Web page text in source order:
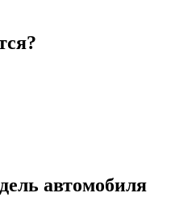
автомобиля